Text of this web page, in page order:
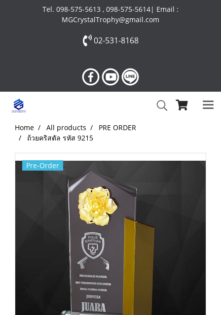
Tel. 098-575-5613 , 098-575-5614| Email :
MGCrystalTrophy@gmail.com
02-531-8168
Home All products
PRE ORDER
ถ้วยคริสตัล รหัส 9215
Pre-Order